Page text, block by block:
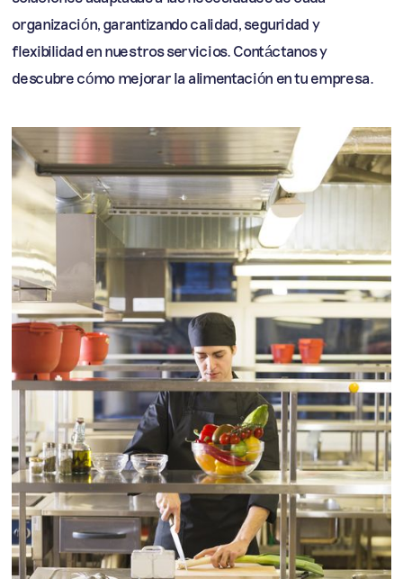
organización, garantizando calidad, seguridad y
flexibilidad en nuestros servicios. Contáctanos y
descubre cómo mejorar la alimentación en tu empresa.